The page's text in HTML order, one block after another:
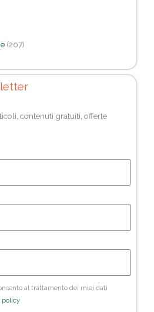
(207)
contenuti gratuiti, offerte
al trattamento dei miei dati
policy